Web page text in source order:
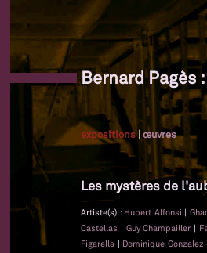
Bernard Pagès
expositions|œuvres
Les mystères de
Artiste(s) : Hubert Alfonsi |
Castellas | Guy Champailler |
Figarella | Dominique